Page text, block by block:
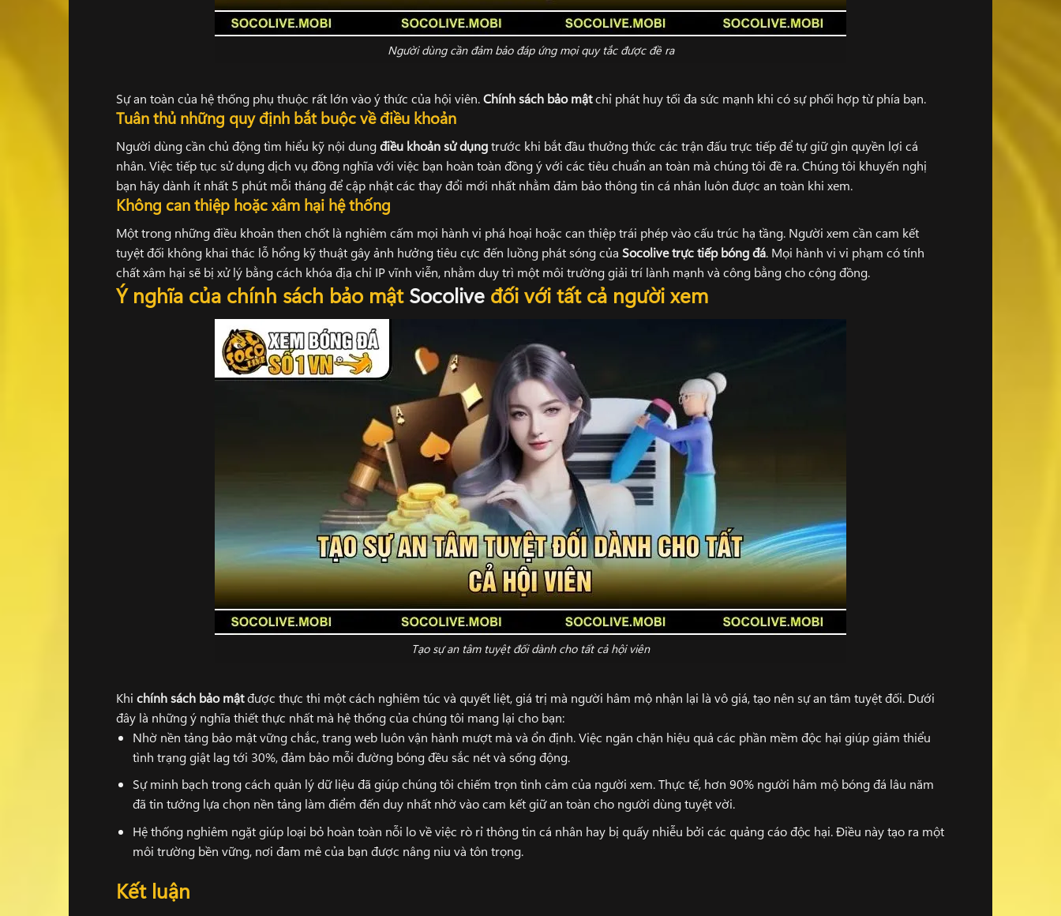
Người dùng cần đảm bảo đáp ứng mọi quy tắc được đề ra
Sự an toàn của hệ thống phụ thuộc rất lớn vào ý thức của hội viên.Chính sách bảo mậtchỉ phát huy tối đa sức mạnh khi có sự phối hợp từ phía bạn.
Tuân thủ những quy định bắt buộc về điều khoản
Người dùng cần chủ động tìm hiểu kỹ nội dungđiều khoản sử dụngtrước khi bắt đầu thưởng thức các trận đấu trực tiếp để tự giữ gìn quyền lợi cá
nhân. Việc tiếp tục sử dụng dịch vụ đồng nghĩa với việc bạn hoàn toàn đồng ý với các tiêu chuẩn an toàn mà chúng tôi đề ra. Chúng tôi khuyến nghị
bạn hãy dành ít nhất 5 phút mỗi tháng để cập nhật các thay đổi mới nhất nhằm đảm bảo thông tin cá nhân luôn được an toàn khi xem.
Không can thiệp hoặc xâm hại hệ thống
Một trong những điều khoản then chốt là nghiêm cấm mọi hành vi phá hoại hoặc can thiệp trái phép vào cấu trúc hạ tầng. Người xem cần cam kết
tuyệt đối không khai thác lỗ hổng kỹ thuật gây ảnh hưởng tiêu cực đến luồng phát sóng của Socolive trực tiếp bóng đá. Mọi hành vi vi phạm có tính
chất xâm hại sẽ bị xử lý bằng cách khóa địa chỉ IP vĩnh viễn, nhằm duy trì một môi trường giải trí lành mạnh và công bằng cho cộng đồng.
Ý nghĩa của chính sách bảo mật Socolive đối với tất cả người xem
Tạo sự an tâm tuyệt đối dành cho tất cả hội viên
Khi chính sách bảo mậtđược thực thi một cách nghiêm túc và quyết liệt, giá trị mà người hâm mộ nhận lại là vô giá, tạo nên sự an tâm tuyệt đối. Dưới
đây là những ý nghĩa thiết thực nhất mà hệ thống của chúng tôi mang lại cho bạn:
Nhờ nền tảng bảo mật vững chắc, trang web luôn vận hành mượt mà và ổn định. Việc ngăn chặn hiệu quả các phần mềm độc hại giúp giảm thiểu
tình trạng giật lag tới 30%, đảm bảo mỗi đường bóng đều sắc nét và sống động.
Sự minh bạch trong cách quản lý dữ liệu đã giúp chúng tôi chiếm trọn tình cảm của người xem. Thực tế, hơn 90% người hâm mộ bóng đá lâu năm
đã tin tưởng lựa chọn nền tảng làm điểm đến duy nhất nhờ vào cam kết giữ an toàn cho người dùng tuyệt vời.
Hệ thống nghiêm ngặt giúp loại bỏ hoàn toàn nỗi lo về việc rò rỉ thông tin cá nhân hay bị quấy nhiễu bởi các quảng cáo độc hại. Điều này tạo ra một
môi trường bền vững, nơi đam mê của bạn được nâng niu và tôn trọng.
Kết luận